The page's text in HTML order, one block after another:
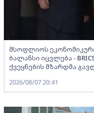
მსოფლიოს
ბალანსი იცვლება -
ქვეყნების მზარდმა
2026/08/07 20:41